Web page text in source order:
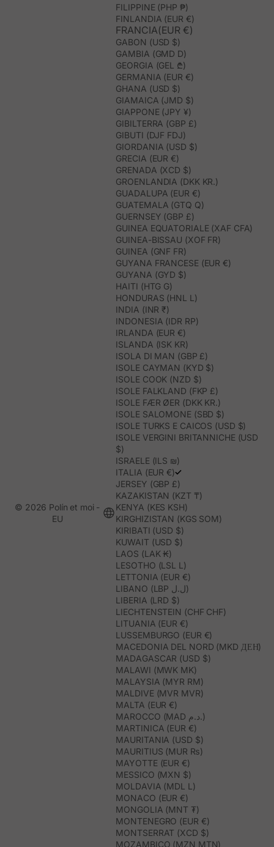
FILIPPINE (PHP ₱)
FINLANDIA (EUR €)
FRANCIA(EUR €)
GABON (USD $)
GAMBIA (GMD D)
GEORGIA (GEL ₾)
GERMANIA (EUR €)
GHANA (USD $)
GIAMAICA (JMD $)
GIAPPONE (JPY ¥)
GIBILTERRA (GBP £)
GIBUTI (DJF FDJ)
GIORDANIA (USD $)
GRECIA (EUR €)
GRENADA (XCD $)
GROENLANDIA (DKK KR.)
GUADALUPA (EUR €)
GUATEMALA (GTQ Q)
GUERNSEY (GBP £)
GUINEA EQUATORIALE (XAF CFA)
GUINEA-BISSAU (XOF FR)
GUINEA (GNF FR)
GUYANA FRANCESE (EUR €)
GUYANA (GYD $)
HAITI (HTG G)
HONDURAS (HNL L)
INDIA (INR ₹)
INDONESIA (IDR RP)
IRLANDA (EUR €)
ISLANDA (ISK KR)
ISOLA DI MAN (GBP £)
ISOLE CAYMAN (KYD $)
ISOLE COOK (NZD $)
ISOLE FALKLAND (FKP £)
ISOLE FÆR ØER (DKK KR.)
ISOLE SALOMONE (SBD $)
ISOLE TURKS E CAICOS (USD $)
ISOLE VERGINI BRITANNICHE (USD
$)
ISRAELE (ILS ₪)
ITALIA (EUR €)
JERSEY (GBP £)
KAZAKISTAN (KZT ₸)
KENYA (KES KSH)
KIRGHIZISTAN (KGS SOM)
KIRIBATI (USD $)
KUWAIT (USD $)
LAOS (LAK ₭)
LESOTHO (LSL L)
LETTONIA (EUR €)
LIBANO (LBP ل.ل)
LIBERIA (LRD $)
LIECHTENSTEIN (CHF CHF)
LITUANIA (EUR €)
LUSSEMBURGO (EUR €)
MACEDONIA DEL NORD (MKD ДЕН)
MADAGASCAR (USD $)
MALAWI (MWK MK)
MALAYSIA (MYR RM)
MALDIVE (MVR MVR)
MALTA (EUR €)
MAROCCO (MAD د.م.)
MARTINICA (EUR €)
MAURITANIA (USD $)
MAURITIUS (MUR ₨)
MAYOTTE (EUR €)
MESSICO (MXN $)
MOLDAVIA (MDL L)
MONACO (EUR €)
MONGOLIA (MNT ₮)
MONTENEGRO (EUR €)
MONTSERRAT (XCD $)
MOZAMBICO (MZN MTN)
© 2026 Polín et moi -
EU